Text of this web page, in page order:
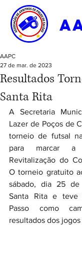
Resultados
Santa Rita
AAPC
27 de mar. de 2023
A Secretaria
Lazer de Poços de
torneio de futsal
para marcar a
Revitalização do
O torneio gratuito
sábado, dia 25
Santa Rita e teve
Passo como
resultados dos jogos